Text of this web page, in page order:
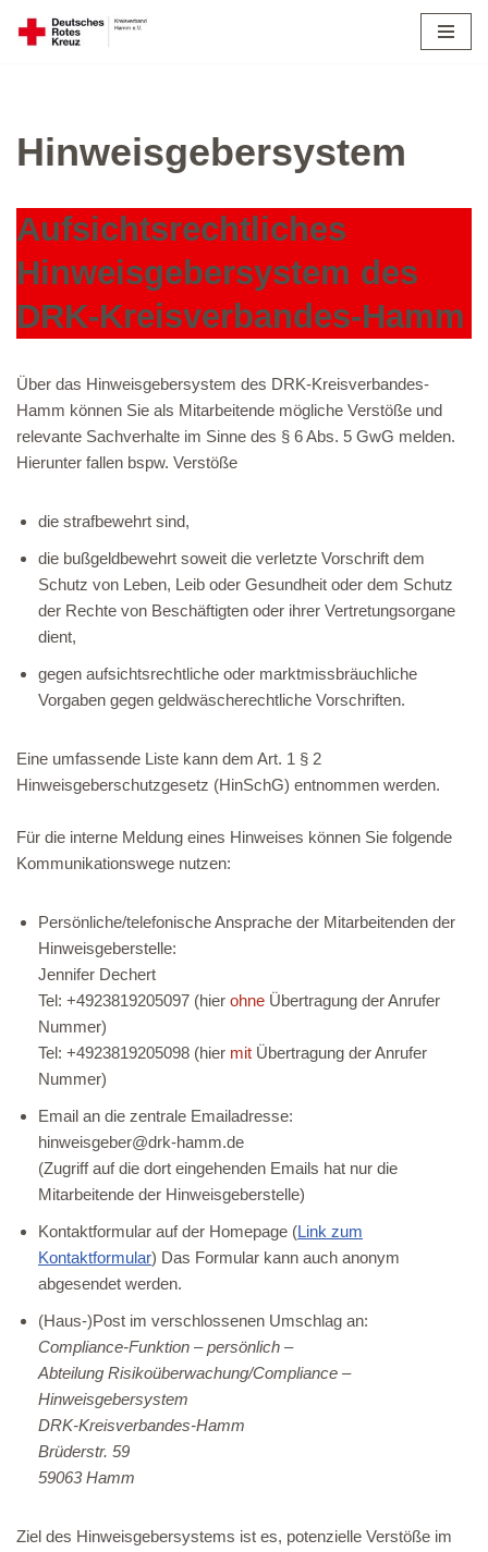
Hinweisgebersystem
Aufsichtsrechtliches
Hinweisgebersystem des
DRK-Kreisverbandes-Hamm
Über das Hinweisgebersystem des DRK-Kreisverbandes-
Hamm können Sie als Mitarbeitende mögliche Verstöße und
relevante Sachverhalte im Sinne des § 6 Abs. 5 GwG melden.
Hierunter fallen bspw. Verstöße
die strafbewehrt sind,
die bußgeldbewehrt soweit die verletzte Vorschrift dem
Schutz von Leben, Leib oder Gesundheit oder dem Schutz
der Rechte von Beschäftigten oder ihrer Vertretungsorgane
dient,
gegen aufsichtsrechtliche oder marktmissbräuchliche
Vorgaben gegen geldwäscherechtliche Vorschriften.
Eine umfassende Liste kann dem Art. 1 § 2
Hinweisgeberschutzgesetz (HinSchG) entnommen werden.
Für die interne Meldung eines Hinweises können Sie folgende
Kommunikationswege nutzen:
Persönliche/telefonische Ansprache der Mitarbeitenden der
Hinweisgeberstelle:
Jennifer Dechert
Tel: +4923819205097 (hier ohne Übertragung der Anrufer
Nummer)
Tel: +4923819205098 (hier mit Übertragung der Anrufer
Nummer)
Email an die zentrale Emailadresse:
hinweisgeber@drk-hamm.de
(Zugriff auf die dort eingehenden Emails hat nur die
Mitarbeitende der Hinweisgeberstelle)
Kontaktformular auf der Homepage (Link zum
Kontaktformular) Das Formular kann auch anonym
abgesendet werden.
(Haus-)Post im verschlossenen Umschlag an:
Compliance-Funktion – persönlich –
Abteilung Risikoüberwachung/Compliance –
Hinweisgebersystem
DRK-Kreisverbandes-Hamm
Brüderstr. 59
59063 Hamm
Ziel des Hinweisgebersystems ist es, potenzielle Verstöße im